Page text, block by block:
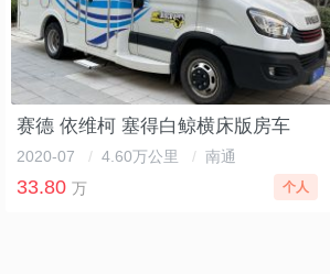
赛德 依维柯 塞得白鲸横床版房车
2020-07 / 4.60万公里 / 南通
33.80 万 个人